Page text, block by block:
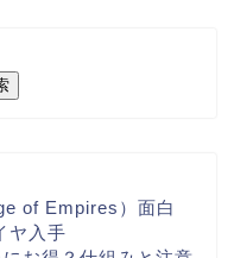
of Empires）面白
ヤ入手